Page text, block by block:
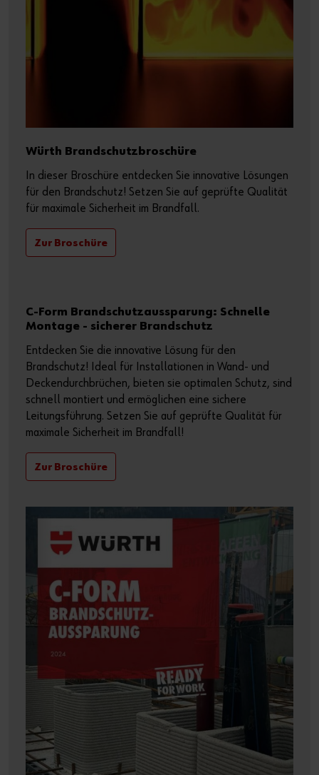
Würth Brandschutzbroschüre
In dieser Broschüre entdecken Sie innovative Lösungen
für den Brandschutz! Setzen Sie auf geprüfte Qualität
für maximale Sicherheit im Brandfall.
Zur Broschüre
C-Form Brandschutzaussparung: Schnelle
Montage - sicherer Brandschutz
Entdecken Sie die innovative Lösung für den
Brandschutz! Ideal für Installationen in Wand- und
Deckendurchbrüchen, bieten sie optimalen Schutz, sind
schnell montiert und ermöglichen eine sichere
Leitungsführung. Setzen Sie auf geprüfte Qualität für
maximale Sicherheit im Brandfall!
Zur Broschüre